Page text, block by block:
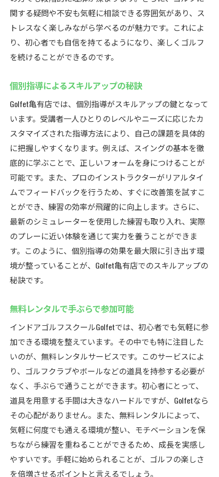
駅近の便利さと時間の有効活用
通勤途中でも通える快適さ
アクセスの良さがもたらすメリット
地域に根付いたスクールの安心感
駅近くのインドアゴルフスクールの比較
初心者でも安心して通えるインドアゴルフスク
ールGolfet亀有店のレッスンプログラム
個別カリキュラムの魅力
初心者向け初歩的技術の指導
スキル向上をサポートする充実プログラム
体験レッスンの活用法
利用者の声から見る人気の理由
プログラムの柔軟性と選択肢
手ぶらで通えるゴルフスクール！無料レンタル
完備のGolfet亀有店
手ぶらで始められる安心感
手間いらずのゴルフ体験
レンタルサービスを選ぶポイント
個別指導と定額制プランで自分のペースで学べ
るインドアゴルフスクール
個別指導がもたらす学習効果
定額制プランの経済的メリット
自分のペースで学ぶ楽しさ
通い放題プランの活用方法
個別指導で短期間のスキルアップ
関する疑問や不安も気軽に相談できる雰囲気があり、ス
トレスなく楽しみながら学べるのが魅力です。これによ
り、初心者でも自信を持てるようになり、楽しくゴルフ
を続けることができるのです。
個別指導によるスキルアップの秘訣
Golfet亀有店では、個別指導がスキルアップの鍵となって
います。受講者一人ひとりのレベルやニーズに応じたカ
スタマイズされた指導方法により、自己の課題を具体的
に把握しやすくなります。例えば、スイングの基本を徹
底的に学ぶことで、正しいフォームを身につけることが
可能です。また、プロのインストラクターがリアルタイ
ムでフィードバックを行うため、すぐに改善策を試すこ
とができ、練習の効率が飛躍的に向上します。さらに、
最新のシミュレーターを使用した練習も取り入れ、実際
のプレーに近い体験を通じて実力を養うことができま
す。このように、個別指導の効果を最大限に引き出す環
境が整っていることが、Golfet亀有店でのスキルアップの
秘訣です。
無料レンタルで手ぶらで参加可能
インドアゴルフスクールGolfetでは、初心者でも気軽に参
加できる環境を整えています。その中でも特に注目した
いのが、無料レンタルサービスです。このサービスによ
り、ゴルフクラブやボールなどの道具を持参する必要が
なく、手ぶらで通うことができます。初心者にとって、
道具を用意する手間は大きなハードルですが、Golfetなら
その心配がありません。また、無料レンタルによって、
気軽に何度でも通える環境が整い、モチベーションを保
ちながら練習を重ねることができるため、成長を実感し
やすいです。手軽に始められることが、ゴルフの楽しさ
を倍増させるポイントと言えるでしょう。